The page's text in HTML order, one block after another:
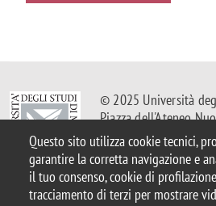
Questo sito utilizza cookie tecnici,
garantire la corretta navigazione e
il tuo consenso, cookie di
tracciamento di terzi per mostrare
© 2025 Università
Piazza dell'Ateneo
Casella PEC:
P.I. 12621570154 |